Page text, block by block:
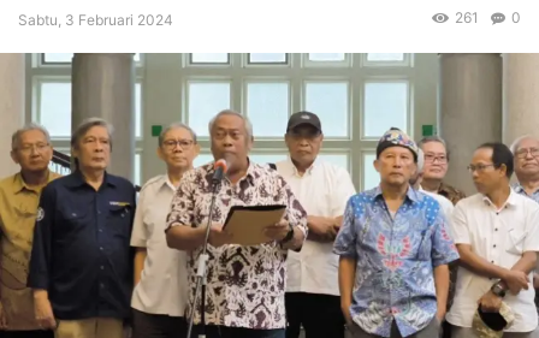
Sabtu, 3 Februari 2024 0
261